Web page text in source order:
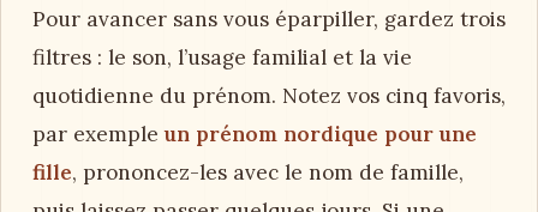
Pour avancer sans vous éparpiller, gardez trois
filtres : le son, l’usage familial et la vie
quotidienne du prénom. Notez vos cinq favoris,
par exempleun prénom nordique pour une
fille, prononcez-les avec le nom de famille,